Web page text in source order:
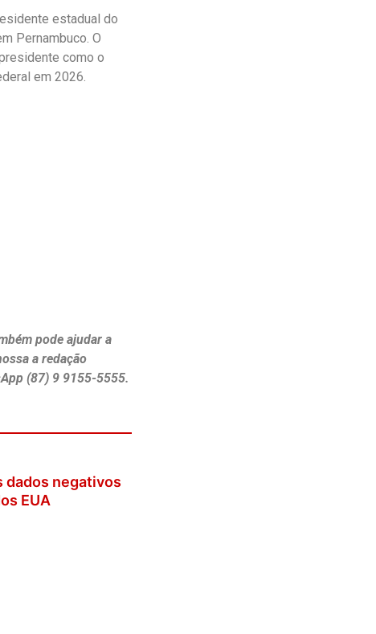
estadual do
Pernambuco. O
como o
em 2026.
pode ajudar a
a redação
(87) 9 9155-5555.
dados negativos
EUA